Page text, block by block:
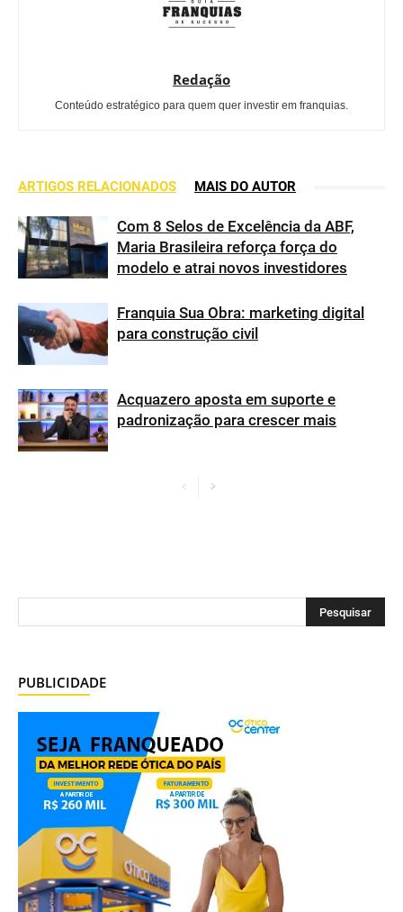
Redação
Conteúdo estratégico para quem quer investir em franquias.
ARTIGOS RELACIONADOS MAIS DO AUTOR
Com 8 Selos de Excelência da ABF,
Maria Brasileira reforça força do
modelo e atrai novos investidores
Franquia Sua Obra: marketing digital
para construção civil
Acquazero aposta em suporte e
padronização para crescer mais
PUBLICIDADE